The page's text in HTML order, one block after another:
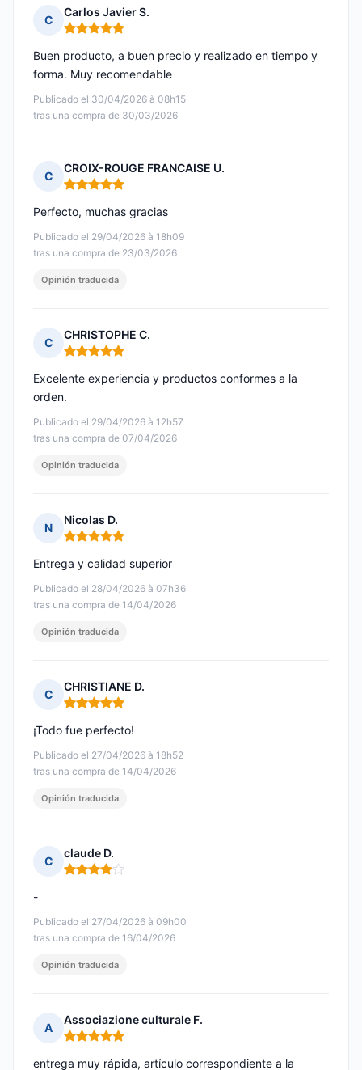
C
Carlos Javier S.
Nota: 5 de 5
Publicado el 30/04/2026 à 08h15
tras una compra de 30/03/2026
Buen producto, a buen precio y realizado en tiempo y
forma. Muy recomendable
C
CROIX-ROUGE FRANCAISE U.
Nota: 5 de 5
Publicado el 29/04/2026 à 18h09
tras una compra de 23/03/2026
Perfecto, muchas gracias
Opinión traducida
C
CHRISTOPHE C.
Nota: 5 de 5
Publicado el 29/04/2026 à 12h57
tras una compra de 07/04/2026
Excelente experiencia y productos conformes a la
orden.
Opinión traducida
N
Nicolas D.
Nota: 5 de 5
Publicado el 28/04/2026 à 07h36
tras una compra de 14/04/2026
Entrega y calidad superior
Opinión traducida
C
CHRISTIANE D.
Nota: 5 de 5
Publicado el 27/04/2026 à 18h52
tras una compra de 14/04/2026
¡Todo fue perfecto!
Opinión traducida
C
claude D.
Nota: 4 de 5
Publicado el 27/04/2026 à 09h00
tras una compra de 16/04/2026
-
Opinión traducida
A
Associazione culturale F.
Nota: 5 de 5
entrega muy rápida, artículo correspondiente a la